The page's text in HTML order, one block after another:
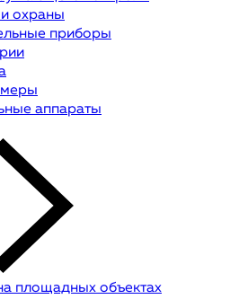
охраны
приборы
аппараты
площадных объектах